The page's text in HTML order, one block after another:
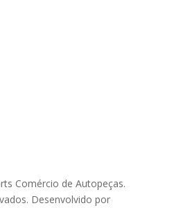
Comércio de Autopeças.
Desenvolvido por